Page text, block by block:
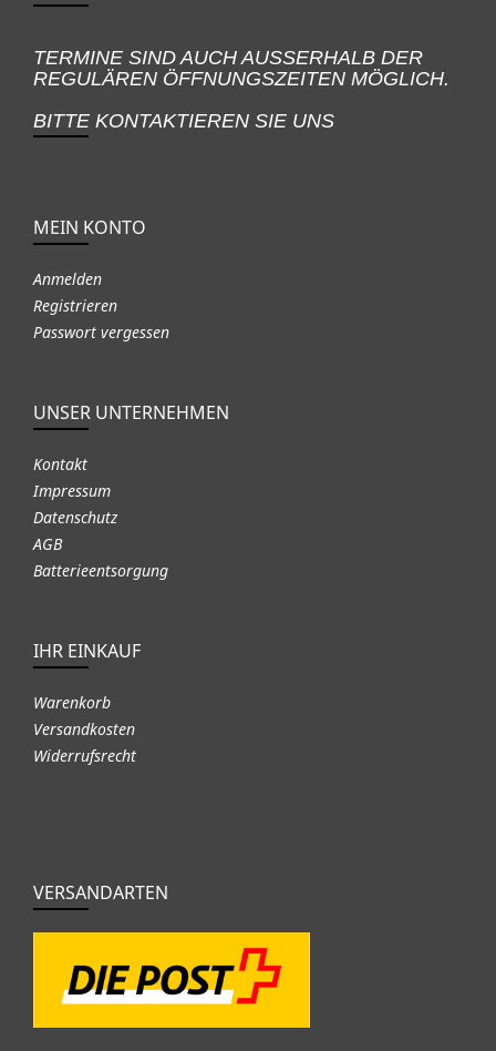
TERMINE SIND AUCH AUSSERHALB DER
REGULÄREN ÖFFNUNGSZEITEN MÖGLICH.
BITTE KONTAKTIEREN SIE UNS
MEIN KONTO
Anmelden
Registrieren
Passwort vergessen
UNSER UNTERNEHMEN
Kontakt
Impressum
Datenschutz
AGB
Batterieentsorgung
IHR EINKAUF
Warenkorb
Versandkosten
Widerrufsrecht
VERSANDARTEN